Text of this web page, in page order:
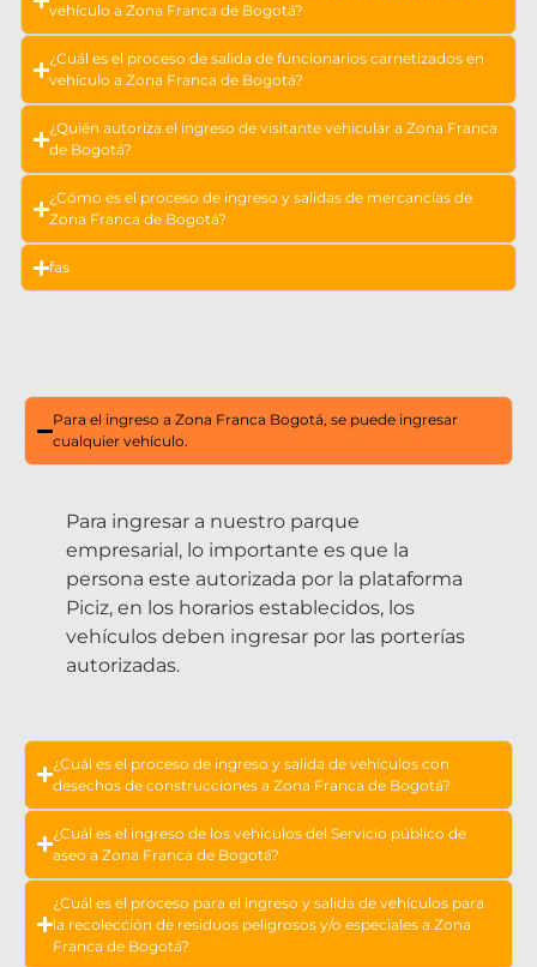
vehículo a Zona Franca de Bogotá?
¿Cuál es el proceso de salida de funcionarios carnetizados en
vehículo a Zona Franca de Bogotá?
¿Quién autoriza el ingreso de visitante vehicular a Zona Franca
de Bogotá?
¿Cómo es el proceso de ingreso y salidas de mercancías de
Zona Franca de Bogotá?
fas
Para el ingreso a Zona Franca Bogotá, se puede ingresar
cualquier vehículo.
Para ingresar a nuestro parque
empresarial, lo importante es que la
persona este autorizada por la plataforma
Piciz, en los horarios establecidos, los
vehículos deben ingresar por las porterías
autorizadas.
¿Cuál es el proceso de ingreso y salida de vehículos con
desechos de construcciones a Zona Franca de Bogotá?
¿Cuál es el ingreso de los vehículos del Servicio público de
aseo a Zona Franca de Bogotá?
¿Cuál es el proceso para el ingreso y salida de vehículos para
la recolección de residuos peligrosos y/o especiales a Zona
Franca de Bogotá?